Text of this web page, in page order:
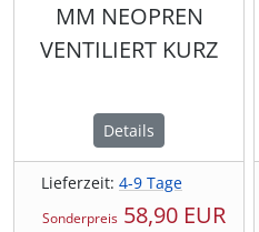
MM NEOPREN
VENTILIERT KURZ
Details
Lieferzeit: 4-9 Tage
Sonderpreis 58,90 EUR